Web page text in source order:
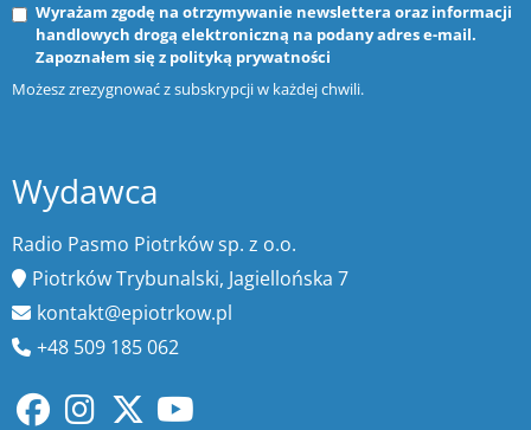
Wyrażam zgodę na otrzymywanie newslettera oraz informacji
handlowych drogą elektroniczną na podany adres e-mail.
Zapoznałem się z polityką prywatności
Możesz zrezygnować z subskrypcji w każdej chwili.
Wydawca
Radio Pasmo Piotrków sp. z o.o.
Piotrków Trybunalski, Jagiellońska 7
kontakt@epiotrkow.pl
+48 509 185 062